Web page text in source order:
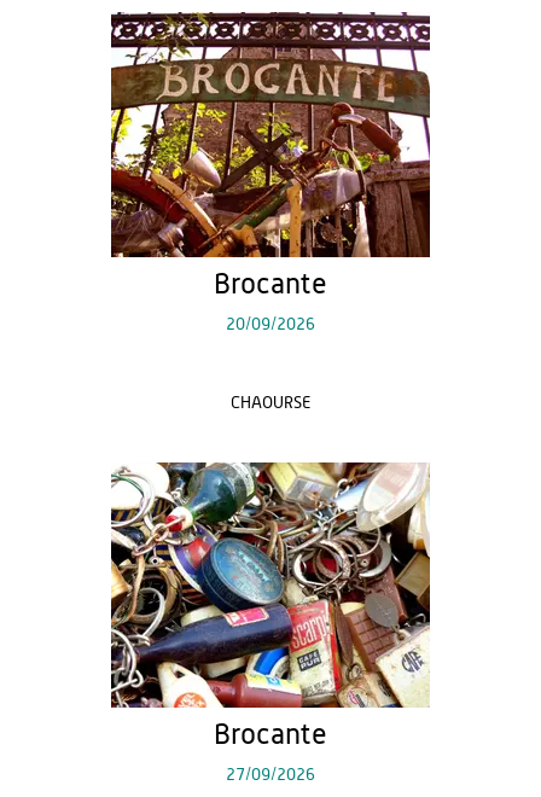
Brocante
20/09/2026
CHAOURSE
Brocante
27/09/2026